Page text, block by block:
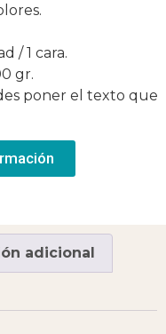
/ 1 cara.
gr.
poner el texto que
adicional